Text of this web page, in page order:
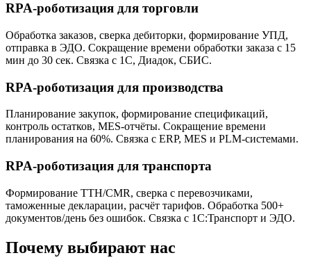
RPA-роботизация для торговли
Обработка заказов, сверка дебиторки, формирование УПД,
отправка в ЭДО. Сокращение времени обработки заказа с 15
мин до 30 сек. Связка с 1С, Диадок, СБИС.
RPA-роботизация для производства
Планирование закупок, формирование спецификаций,
контроль остатков, MES-отчёты. Сокращение времени
планирования на 60%. Связка с ERP, MES и PLM-системами.
RPA-роботизация для транспорта
Формирование ТТН/CMR, сверка с перевозчиками,
таможенные декларации, расчёт тарифов. Обработка 500+
документов/день без ошибок. Связка с 1С:Транспорт и ЭДО.
Почему выбирают нас